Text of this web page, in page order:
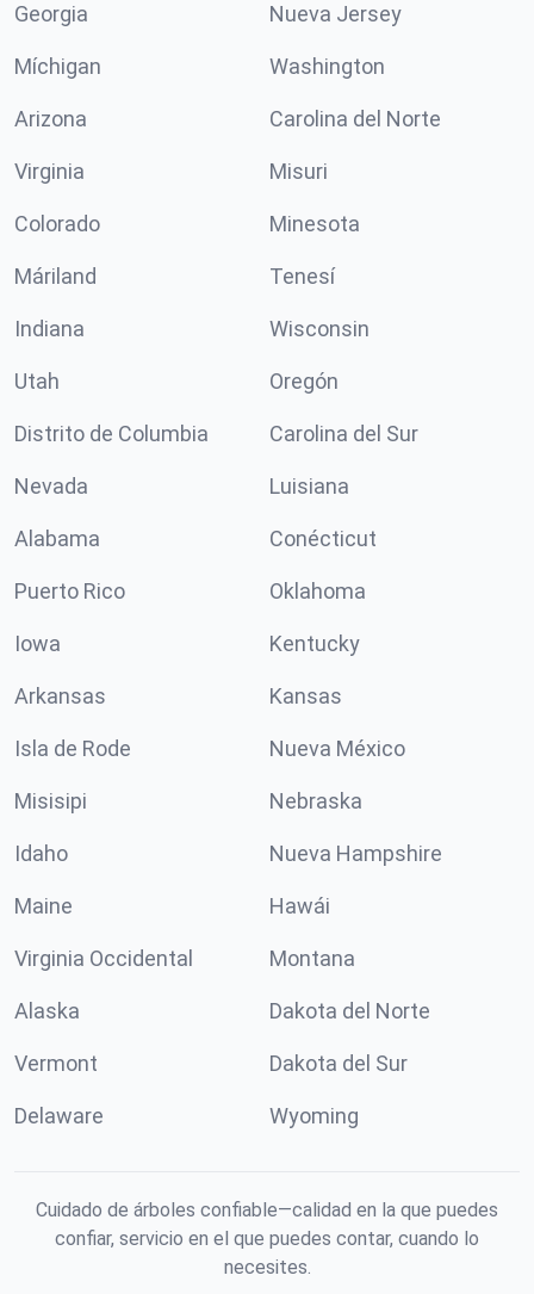
Georgia Nueva Jersey
Míchigan Washington
Arizona Carolina del Norte
Virginia Misuri
Colorado Minesota
Máriland Tenesí
Indiana Wisconsin
Utah Oregón
Distrito de Columbia Carolina del Sur
Nevada Luisiana
Alabama Conécticut
Puerto Rico Oklahoma
Iowa Kentucky
Arkansas Kansas
Isla de Rode Nueva México
Misisipi Nebraska
Idaho Nueva Hampshire
Maine Hawái
Virginia Occidental Montana
Alaska Dakota del Norte
Vermont Dakota del Sur
Delaware Wyoming
Cuidado de árboles confiable—calidad en la que puedes
confiar, servicio en el que puedes contar, cuando lo
necesites.